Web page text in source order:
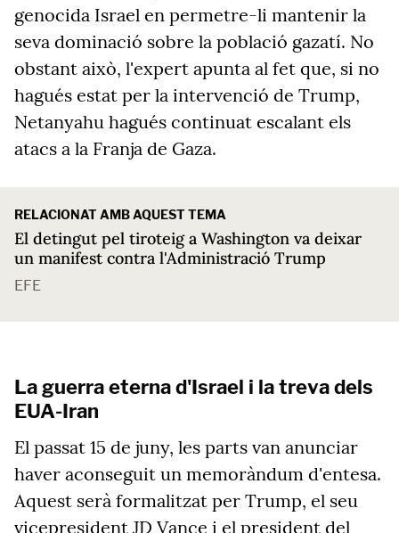
genocida Israel en permetre-li mantenir la
seva dominació sobre la població gazatí. No
obstant això, l'expert apunta al fet que, si no
hagués estat per la intervenció de Trump,
Netanyahu hagués continuat escalant els
atacs a la Franja de Gaza.
RELACIONAT AMB AQUEST TEMA
El detingut pel tiroteig a Washington va deixar
un manifest contra l'Administració Trump
EFE
La guerra eterna d'Israel i la treva dels
EUA-Iran
El passat 15 de juny, les parts van anunciar
haver aconseguit un memoràndum d'entesa.
Aquest serà formalitzat per Trump, el seu
vicepresident JD Vance i el president del